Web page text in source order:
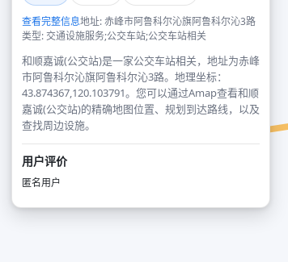
查看完整信息地址: 赤峰市阿鲁科尔沁旗阿鲁科尔沁3路
类型: 交通设施服务;公交车站;公交车站相关
和顺嘉诚(公交站)是一家公交车站相关，地址为赤峰
市阿鲁科尔沁旗阿鲁科尔沁3路。地理坐标：
43.874367,120.103791。您可以通过Amap查看和顺
嘉诚(公交站)的精确地图位置、规划到达路线，以及
查找周边设施。
用户评价
匿名用户